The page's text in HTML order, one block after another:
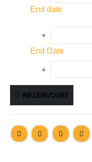
End date
End Date
REZERVOVAT